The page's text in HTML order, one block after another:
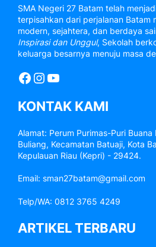
SMA Negeri 27 Batam telah
terpisahkan dari perjalanan Batam
modern, sejahtera, dan berdaya
Inspirasi dan Unggul, Sekolah
keluarga besarnya menuju masa
Facebook
Instagram
YouTube
KONTAK KAMI
Alamat: Perum Purimas-Puri Buana
Buliang, Kecamatan Batuaji, Kota
Kepulauan Riau (Kepri) - 29424.
Email: sman27batam@gmail.com
Telp/WA: 0812 3765 4249
ARTIKEL TERBARU